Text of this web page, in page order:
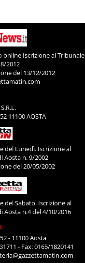
online Iscrizione al Tribunale
2012
del 13/12/2012
11100 AOSTA
del Lunedì. Iscrizione al
Aosta n. 9/2002
del 20/05/2002
del Sabato. Iscrizione al
Aosta n.4 del 4/10/2016
- 11100 Aosta
- Fax: 0165/1820141